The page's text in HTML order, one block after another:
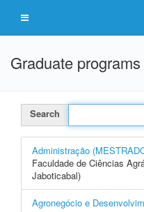
Graduate programs
Search
Administração
Faculdade de Ciências
Jaboticabal)
Agronegócio e